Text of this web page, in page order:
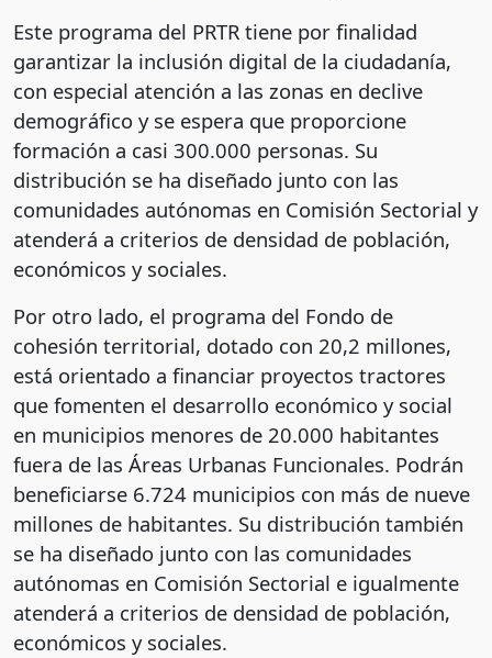
Este programa del PRTR tiene por finalidad
garantizar la inclusión digital de la ciudadanía,
con especial atención a las zonas en declive
demográfico y se espera que proporcione
formación a casi 300.000 personas. Su
distribución se ha diseñado junto con las
comunidades autónomas en Comisión Sectorial y
atenderá a criterios de densidad de población,
económicos y sociales.
Por otro lado, el programa del Fondo de
cohesión territorial, dotado con 20,2 millones,
está orientado a financiar proyectos tractores
que fomenten el desarrollo económico y social
en municipios menores de 20.000 habitantes
fuera de las Áreas Urbanas Funcionales. Podrán
beneficiarse 6.724 municipios con más de nueve
millones de habitantes. Su distribución también
se ha diseñado junto con las comunidades
autónomas en Comisión Sectorial e igualmente
atenderá a criterios de densidad de población,
económicos y sociales.